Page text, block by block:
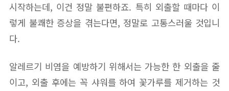
시작하는데, 이건 정말 불편하죠. 특히 외출할 때마다 이
렇게 불쾌한 증상을 겪는다면, 정말로 고통스러울 것입니
다.
알레르기 비염을 예방하기 위해서는 가능한 한 외출을 줄
이고, 외출 후에는 꼭 샤워를 하여 꽃가루를 제거하는 것